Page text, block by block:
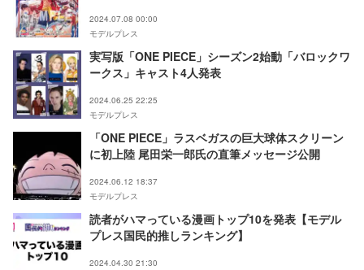
2024.07.08 00:00
モデルプレス
実写版「ONE PIECE」シーズン2始動「バロックワ
ークス」キャスト4人発表
2024.06.25 22:25
モデルプレス
「ONE PIECE」ラスベガスの巨大球体スクリーン
に初上陸 尾田栄一郎氏の直筆メッセージ公開
2024.06.12 18:37
モデルプレス
読者がハマっている漫画トップ10を発表【モデル
プレス国民的推しランキング】
2024.04.30 21:30